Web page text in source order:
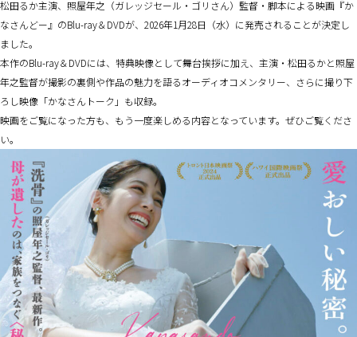
松田るか主演、照屋年之（ガレッジセール・ゴリさん）監督・脚本による映画『か
なさんどー』のBlu-ray＆DVDが、2026年1月28日（水）に発売されることが決定し
ました。
本作のBlu-ray＆DVDには、特典映像として舞台挨拶に加え、主演・松田るかと照屋
年之監督が撮影の裏側や作品の魅力を語るオーディオコメンタリー、さらに撮り下
ろし映像「かなさんトーク」も収録。
映画をご覧になった方も、もう一度楽しめる内容となっています。ぜひご覧くださ
い。